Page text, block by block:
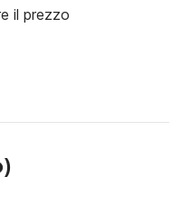
il prezzo
)